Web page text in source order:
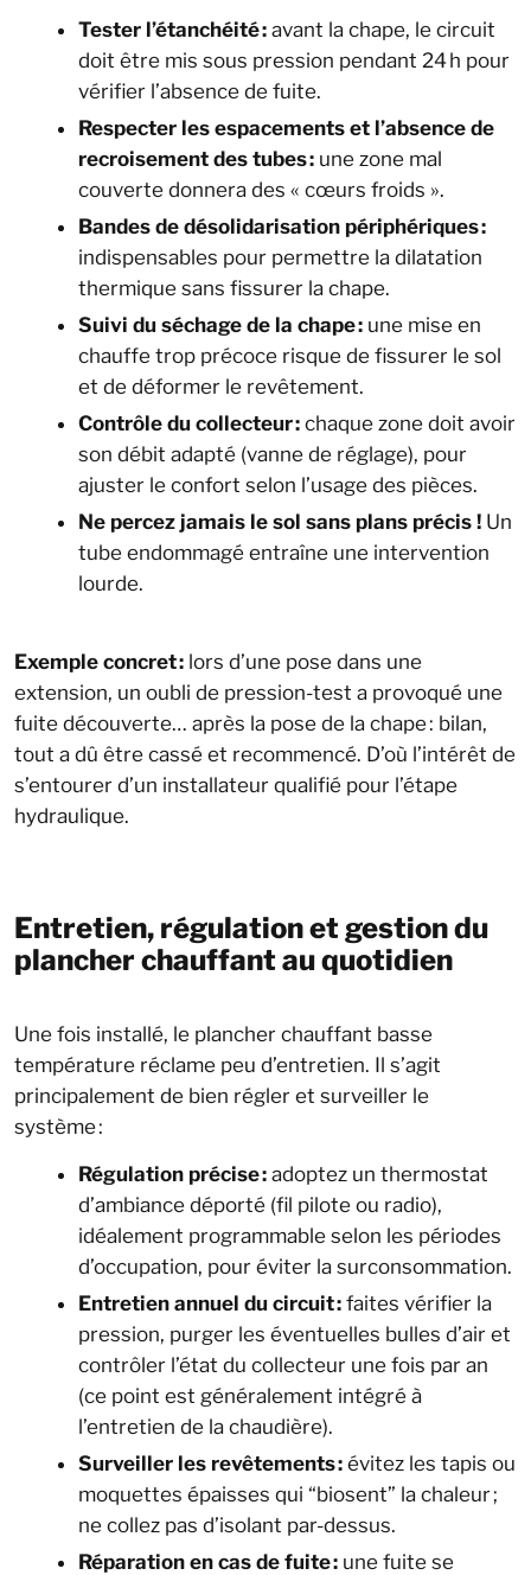
Tester l’étanchéité : avant la chape, le circuit
doit être mis sous pression pendant 24 h pour
vérifier l’absence de fuite.
Respecter les espacements et l’absence de
recroisement des tubes : une zone mal
couverte donnera des « cœurs froids ».
Bandes de désolidarisation périphériques :
indispensables pour permettre la dilatation
thermique sans fissurer la chape.
Suivi du séchage de la chape : une mise en
chauffe trop précoce risque de fissurer le sol
et de déformer le revêtement.
Contrôle du collecteur : chaque zone doit avoir
son débit adapté (vanne de réglage), pour
ajuster le confort selon l’usage des pièces.
Ne percez jamais le sol sans plans précis ! Un
tube endommagé entraîne une intervention
lourde.
Exemple concret : lors d’une pose dans une
extension, un oubli de pression-test a provoqué une
fuite découverte… après la pose de la chape : bilan,
tout a dû être cassé et recommencé. D’où l’intérêt de
s’entourer d’un installateur qualifié pour l’étape
hydraulique.
Entretien, régulation et gestion du
plancher chauffant au quotidien
Une fois installé, le plancher chauffant basse
température réclame peu d’entretien. Il s’agit
principalement de bien régler et surveiller le
système :
Régulation précise : adoptez un thermostat
d’ambiance déporté (fil pilote ou radio),
idéalement programmable selon les périodes
d’occupation, pour éviter la surconsommation.
Entretien annuel du circuit : faites vérifier la
pression, purger les éventuelles bulles d’air et
contrôler l’état du collecteur une fois par an
(ce point est généralement intégré à
l’entretien de la chaudière).
Surveiller les revêtements : évitez les tapis ou
moquettes épaisses qui “biosent” la chaleur ;
ne collez pas d’isolant par-dessus.
Réparation en cas de fuite : une fuite se